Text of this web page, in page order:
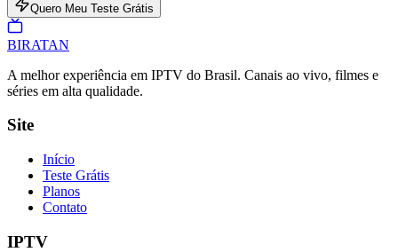
Quero Meu Teste Grátis
BIRATAN
A melhor experiência em IPTV do Brasil. Canais ao vivo, filmes e
séries em alta qualidade.
Site
Início
Teste Grátis
Planos
Contato
IPTV